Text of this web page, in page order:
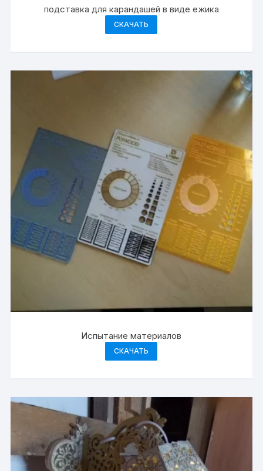
подставка для карандашей в виде ежика
СКАЧАТЬ
Испытание материалов
СКАЧАТЬ